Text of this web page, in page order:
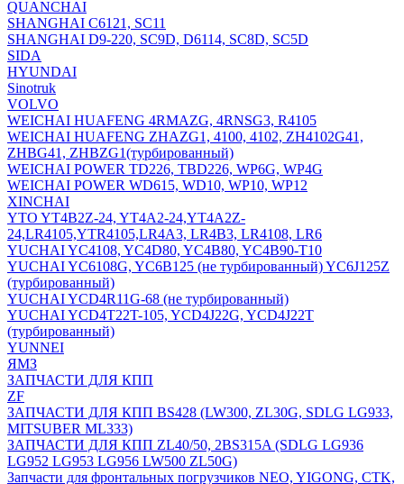
QUANCHAI
SHANGHAI C6121, SC11
SHANGHAI D9-220, SC9D, D6114, SC8D, SC5D
SIDA
HYUNDAI
Sinotruk
VOLVO
WEICHAI HUAFENG 4RMAZG, 4RNSG3, R4105
WEICHAI HUAFENG ZHAZG1, 4100, 4102, ZH4102G41,
ZHBG41, ZHBZG1(турбированный)
WEICHAI POWER TD226, TBD226, WP6G, WP4G
WEICHAI POWER WD615, WD10, WP10, WP12
XINCHAI
YTO YT4B2Z-24, YT4A2-24,YT4A2Z-
24,LR4105,YTR4105,LR4A3, LR4B3, LR4108, LR6
YUCHAI YC4108, YC4D80, YC4B80, YC4B90-T10
YUCHAI YC6108G, YC6B125 (не турбированный) YC6J125Z
(турбированный)
YUCHAI YCD4R11G-68 (не турбированный)
YUCHAI YCD4T22T-105, YCD4J22G, YCD4J22T
(турбированный)
YUNNEI
ЯМЗ
ЗАПЧАСТИ ДЛЯ КПП
ZF
ЗАПЧАСТИ ДЛЯ КПП BS428 (LW300, ZL30G, SDLG LG933,
MITSUBER ML333)
ЗАПЧАСТИ ДЛЯ КПП ZL40/50, 2BS315A (SDLG LG936
LG952 LG953 LG956 LW500 ZL50G)
Запчасти для фронтальных погрузчиков NEO, YIGONG, CTK,